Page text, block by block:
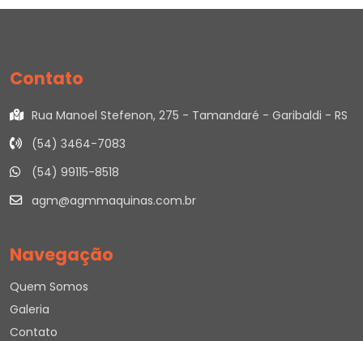
Contato
Rua Manoel Stefenon, 275 - Tamandaré - Garibaldi - RS
(54) 3464-7083
(54) 99115-8518
agm@agmmaquinas.com.br
Navegação
Quem Somos
Galeria
Contato